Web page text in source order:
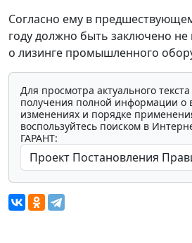
Согласно ему в
году должно быть заключено
о лизинге промышленного
Для просмотра актуального
получения полной информации о
изменениях и порядке
воспользуйтесь поиском в
ГАРАНТ: